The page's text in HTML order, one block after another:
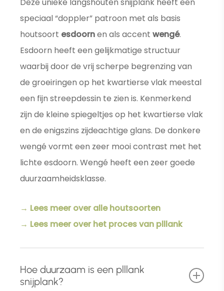
Deze unieke langshouten snijplank heeft een
speciaal “doppler” patroon met als basis
houtsoort esdoornen als accentwengé.
Esdoorn heeft een gelijkmatige structuur
waarbij door de vrij scherpe begrenzing van
de groeiringen op het kwartierse vlak meestal
een fijn streepdessin te zien is. Kenmerkend
zijn de kleine spiegeltjes op het kwartierse vlak
en de enigszins zijdeachtige glans. De donkere
wengé vormt een zeer mooi contrast met het
lichte esdoorn. Wengé heeft een zeer goede
duurzaamheidsklasse.
→ Lees meer over alle houtsoorten
→ Lees meer over het proces van plllank
Hoe duurzaam is een plllank
snijplank?